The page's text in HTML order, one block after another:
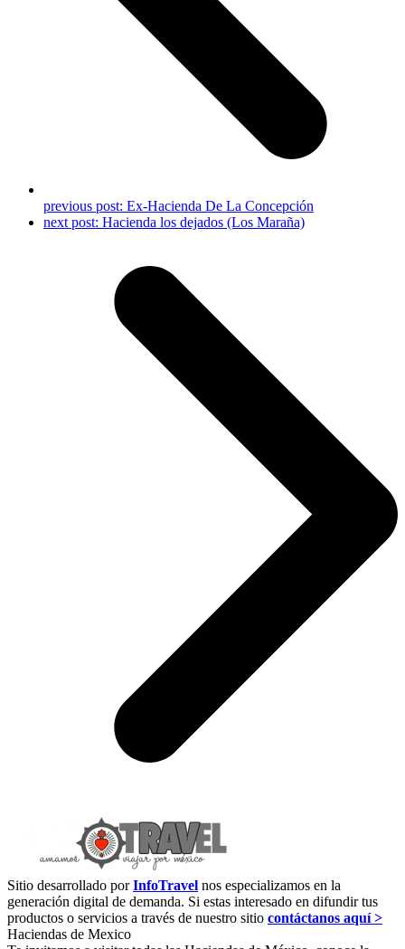
previous post: Ex-Hacienda De La Concepción
next post: Hacienda los dejados (Los Maraña)
Sitio desarrollado porInfoTravel nos especializamos en la
generación digital de demanda. Si estas interesado en difundir tus
productos o servicios a través de nuestro sitio contáctanos aquí >
Haciendas de Mexico